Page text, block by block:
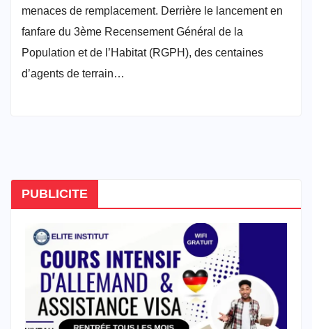
menaces de remplacement. Derrière le lancement en
fanfare du 3ème Recensement Général de la
Population et de l’Habitat (RGPH), des centaines
d’agents de terrain…
PUBLICITE